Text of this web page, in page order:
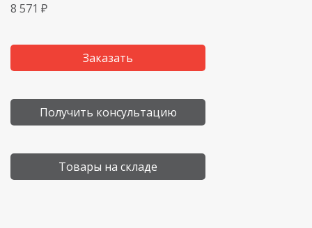
8 571 ₽
Заказать
Получить консультацию
Товары на складе